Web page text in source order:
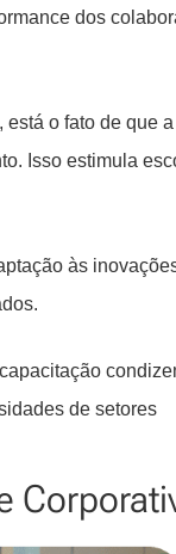
dos
o fato de que
Isso estimula
às
de setores